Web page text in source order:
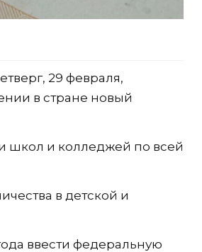
29 февраля,
в стране новый
школ и колледжей по всей
в детской и
ввести федеральную